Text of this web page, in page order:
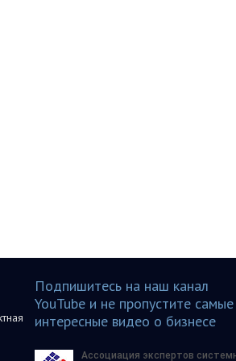
Подпишитесь на наш канал
YouTube и не пропустите самые
интересные видео о бизнесе